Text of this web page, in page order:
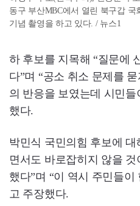
동구 부산MBC에서 열린 북구갑
기념 촬영을 하고 있다. / 뉴스1
하 후보를 지목해 “질문에
다”며 “공소 취소 문제를
의 반응을 보였는데 시민
했다.
박민식 국민의힘 후보에
면서도 바로잡히지 않을
했다”며 “이 역시 주민들
고 주장했다.